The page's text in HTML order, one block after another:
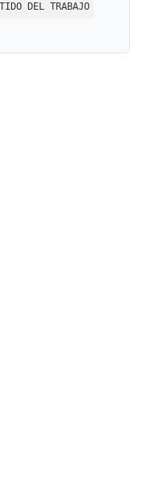
DEL TRABAJO